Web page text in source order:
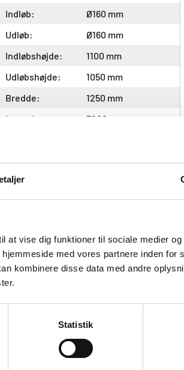
at vise dig funktioner til sociale medier
med vores partnere inden for
kombinere disse data med andre
Statistik
Indløb:
Ø160 mm
Udløb:
Ø160 mm
Indløbshøjde:
1100 mm
Udløbshøjde:
1050 mm
Bredde:
1250 mm
Længde:
3200 mm
indløb til terræn:
Nominel
NS10
Olieopsamlingskapacitet: